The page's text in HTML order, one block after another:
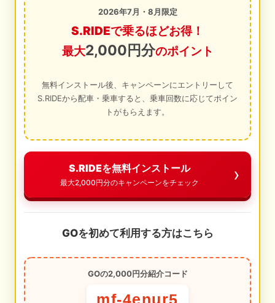
2026年7月・8月限定
S.RIDEで乗るほどお得！
最大2,000円分のポイント
無料インストール後、キャンペーンにエントリーして
S.RIDEから配車・乗車すると、乗車回数に応じてポイン
トがもらえます。
S.RIDEを無料インストール
最大2,000円分のキャンペーンをチェック
GOを初めて利用する方はこちら
GOの2,000円分紹介コード
mf-4enur5